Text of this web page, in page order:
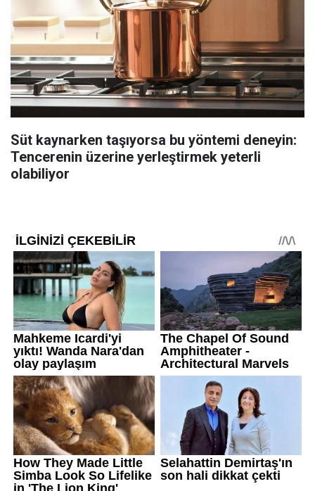
Süt kaynarken taşıyorsa bu yöntemi deneyin:
Tencerenin üzerine yerleştirmek yeterli
olabiliyor